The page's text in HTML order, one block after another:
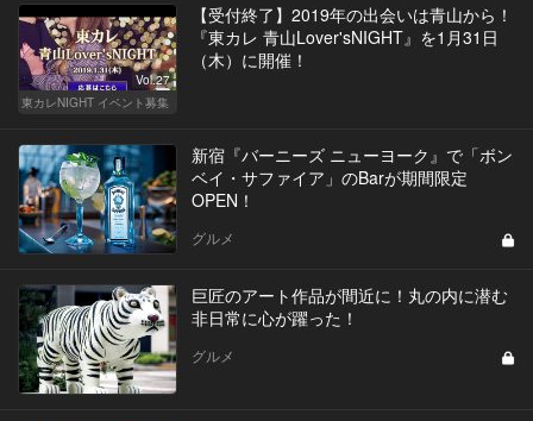
Vol.27
東カレNIGHT イベント募集
【受付終了】2019年の出会いは青山から！
『東カレ 青山Lover'sNIGHT』を1月31日
（木）に開催！
新宿『バーニーズ ニューヨーク』で「ボン
ベイ・サファイア」のBarが期間限定
OPEN！
グルメ
巨匠のアート作品が間近に！丸の内に潜む
非日常に心が躍った！
グルメ